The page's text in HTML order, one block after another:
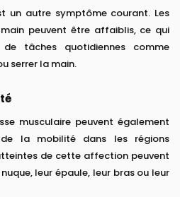
un autre symptôme courant. Les
peuvent être affaiblis, ce qui
tâches quotidiennes comme
serrer la main.
musculaire peuvent également
la mobilité dans les régions
de cette affection peuvent
leur épaule, leur bras ou leur